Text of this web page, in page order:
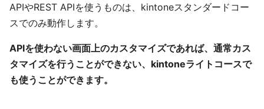
APIやREST APIを使うものは、kintoneスタンダードコー
スでのみ動作します。
APIを使わない画面上のカスタマイズであれば、通常カス
タマイズを行うことができない、kintoneライトコースで
も使うことができます。